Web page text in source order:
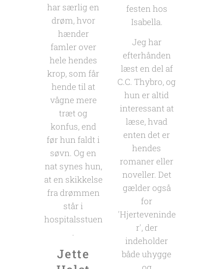
har særlig en
drøm, hvor
hænder
famler over
hele hendes
krop, som får
hende til at
vågne mere
træt og
konfus, end
før hun faldt i
søvn. Og en
nat synes hun,
at en skikkelse
fra drømmen
står i
hospitalsstuen
.
Jette
festen hos
Isabella.
Jeg har
efterhånden
læst en del af
C.C. Thybro, og
hun er altid
interessant at
læse, hvad
enten det er
hendes
romaner eller
noveller. Det
gælder også
for
'Hjerteveninde
r', der
indeholder
både uhygge